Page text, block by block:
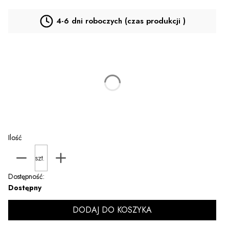
4-6 dni roboczych (czas produkcji )
Ilość
szt.
Dostępność:
Dostępny
DODAJ DO KOSZYKA